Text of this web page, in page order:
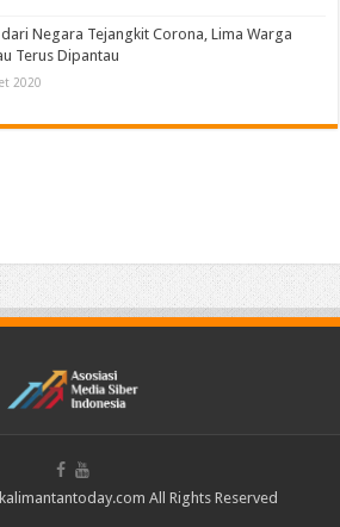
Negara Tejangkit Corona, Lima Warga
Terus Dipantau
2020
All Rights Reserved